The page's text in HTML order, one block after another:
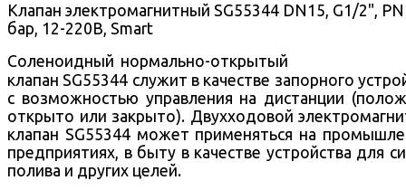
Клапан электромагнитный SG55344 DN15, G1/2",
бар, 12-220В, Smart
Соленоидный нормально-открытый
клапан SG55344 служит в качестве запорного
с возможностью управления на дистанции
открыто или закрыто). Двухходовой
клапан SG55344 может применяться на
предприятиях, в быту в качестве устройства для
полива и других целей.